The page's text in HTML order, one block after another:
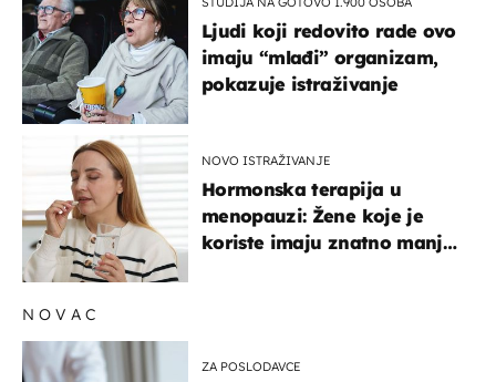
Ljudi koji redovito rade ovo
imaju “mlađi” organizam,
pokazuje istraživanje
NOVO ISTRAŽIVANJE
Hormonska terapija u
menopauzi: Žene koje je
koriste imaju znatno manji
NOVAC
ZA POSLODAVCE